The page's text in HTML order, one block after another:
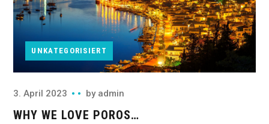
UNKATEGORISIERT
3. April 2023 by admin
WHY WE LOVE POROS…